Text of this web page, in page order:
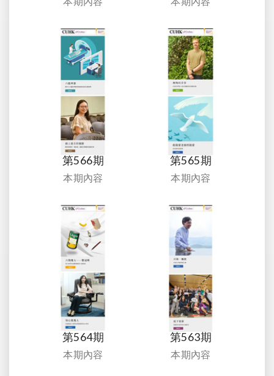
第566期
本期內容
第565期
本期內容
第564期
本期內容
第563期
本期內容